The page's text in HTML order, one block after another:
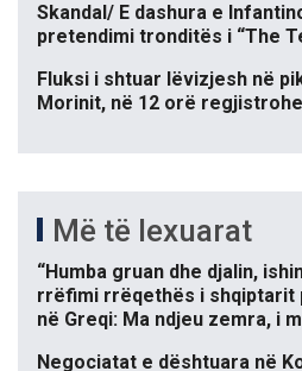
Skandal/ E dashura e
pretendimi tronditës i “The
Fluksi i shtuar lëvizjesh në
Morinit, në 12 orë
Më të lexuarat
“Humba gruan dhe djalin,
rrëfimi rrëqethës i shqiptarit
në Greqi: Ma ndjeu zemra, i
Negociatat e dështuara në